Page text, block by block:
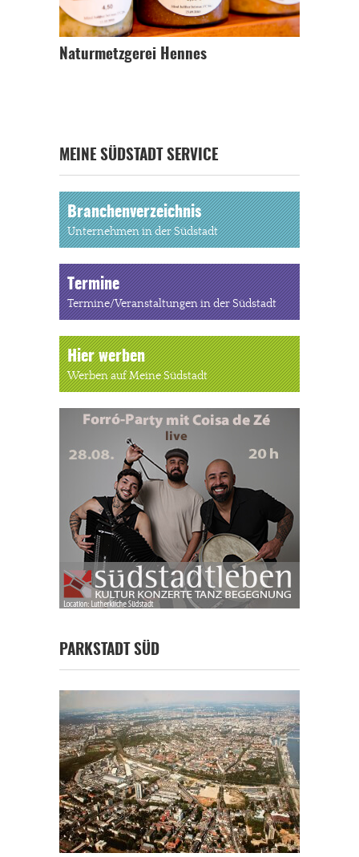
Naturmetzgerei Hennes
MEINE SÜDSTADT SERVICE
Branchenverzeichnis
Unternehmen in der Südstadt
Termine
Termine/Veranstaltungen in der Südstadt
Hier werben
Werben auf Meine Südstadt
PARKSTADT SÜD